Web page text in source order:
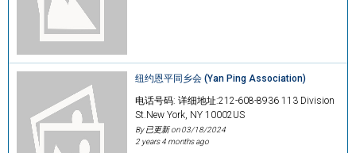
纽约恩平同乡会 (Yan Ping Association)
电话号码: 详细地址:212-608-8936 113 Division
St.New York, NY 10002US
By 已更新 on03/18/2024
2 years 4 months ago